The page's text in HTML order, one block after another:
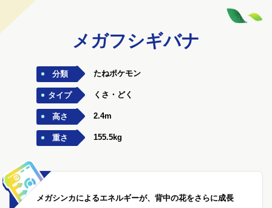
メガフシギバナ
分類 たねポケモン
タイプ くさ・どく
高さ 2.4m
重さ 155.5kg
メガシンカによるエネルギーが、背中の花をさらに成長